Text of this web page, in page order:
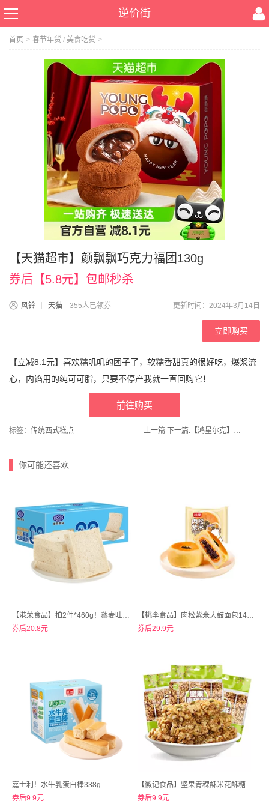
逆价街
首页 > 春节年货 / 美食吃货 >
【天猫超市】颜飘飘巧克力福团130g
券后【5.8元】包邮秒杀
风铃 天猫 355人已领券 更新时间：2024年3月14日
立即购买
【立减8.1元】喜欢糯叽叽的团子了，软糯香甜真的很好吃，爆浆流
心，内馅用的纯可可脂，只要不停产我就一直回购它！
前往购买
标签： 传统西式糕点 上一篇 下一篇: 【鸿星尔克】腮红冰丝防晒面罩口罩
你可能还喜欢
【港荣食品】拍2件*460g！藜麦吐司低脂无添加蔗糖手撕面包
券后20.8元
【桃李食品】肉松紫米大鼓面包140gX6袋
券后29.9元
嘉士利！水牛乳蛋白棒338g
券后9.9元
【徽记食品】坚果青稞酥米花酥糖四川特产100gx3袋
券后9.9元